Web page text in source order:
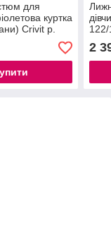
для
куртка
Crivit р.
2